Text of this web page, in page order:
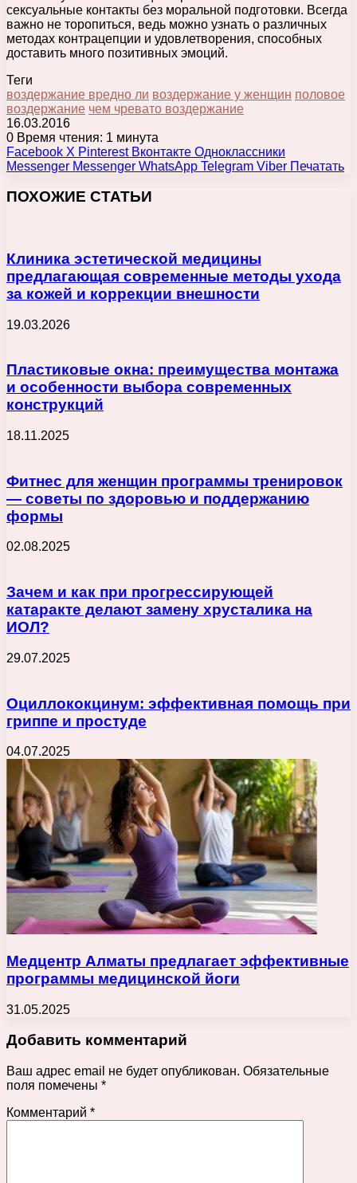
сексуальные контакты без моральной подготовки. Всегда
важно не торопиться, ведь можно узнать о различных
методах контрацепции и удовлетворения, способных
доставить много позитивных эмоций.
Теги
воздержание вредно ли воздержание у женщин половое
воздержание чем чревато воздержание
16.03.2016
0 Время чтения: 1 минута
Facebook X Pinterest Вконтакте Одноклассники
Messenger Messenger WhatsApp Telegram Viber Печатать
ПОХОЖИЕ СТАТЬИ
Клиника эстетической медицины
предлагающая современные методы ухода
за кожей и коррекции внешности
19.03.2026
Пластиковые окна: преимущества монтажа
и особенности выбора современных
конструкций
18.11.2025
Фитнес для женщин программы тренировок
— советы по здоровью и поддержанию
формы
02.08.2025
Зачем и как при прогрессирующей
катаракте делают замену хрусталика на
ИОЛ?
29.07.2025
Оциллококцинум: эффективная помощь при
гриппе и простуде
04.07.2025
Медцентр Алматы предлагает эффективные
программы медицинской йоги
31.05.2025
Добавить комментарий
Ваш адрес email не будет опубликован. Обязательные
поля помечены *
Комментарий *